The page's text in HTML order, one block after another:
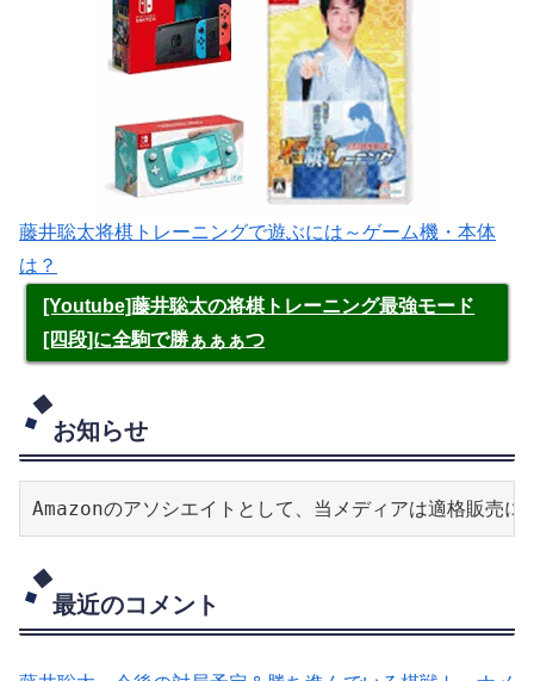
藤井聡太将棋トレーニングで遊ぶには～ゲーム機・本体
は？
[Youtube]藤井聡太の将棋トレーニング最強モード
[四段]に全駒で勝ぁぁぁつ
お知らせ
Amazonのアソシエイトとして、当メディアは適格販売に
最近のコメント